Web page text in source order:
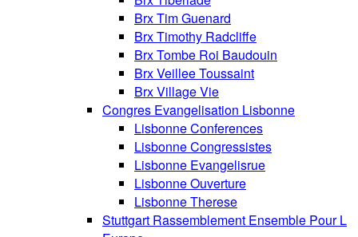
Brx Tim Guenard
Brx Timothy Radcliffe
Brx Tombe Roi Baudouin
Brx Veillee Toussaint
Brx Village Vie
Congres Evangelisation Lisbonne
Lisbonne Conferences
Lisbonne Congressistes
Lisbonne Evangelisrue
Lisbonne Ouverture
Lisbonne Therese
Stuttgart Rassemblement Ensemble Pour L